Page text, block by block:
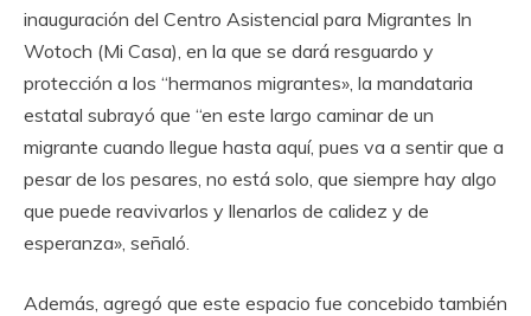
inauguración del Centro Asistencial para Migrantes In
Wotoch (Mi Casa), en la que se dará resguardo y
protección a los “hermanos migrantes», la mandataria
estatal subrayó que “en este largo caminar de un
migrante cuando llegue hasta aquí, pues va a sentir que a
pesar de los pesares, no está solo, que siempre hay algo
que puede reavivarlos y llenarlos de calidez y de
esperanza», señaló.
Además, agregó que este espacio fue concebido también